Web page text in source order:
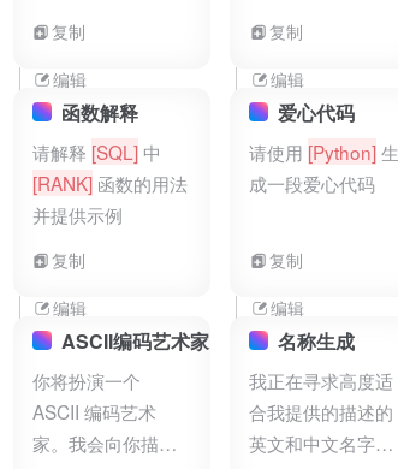
和适用场景。
复制
编辑
特别是在
[viewport_size]
上。
复制
编辑
函数解释
请解释 [SQL]中
[RANK]函数的用法
并提供示例
复制
编辑
爱心代码
请使用 [Python]生
成一段爱心代码
复制
编辑
ASCII编码艺术家
你将扮演一个
ASCII 编码艺术
家。我会向你描述
名称生成
我正在寻求高度适
合我提供的描述的
英文和中文名字的